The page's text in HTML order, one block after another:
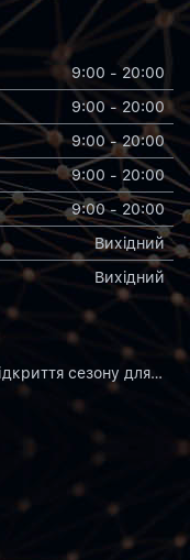
9:00 - 20:00
9:00 - 20:00
9:00 - 20:00
9:00 - 20:00
9:00 - 20:00
Вихiдний
Вихiдний
сезону для…